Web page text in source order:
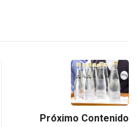
Próximo Contenido